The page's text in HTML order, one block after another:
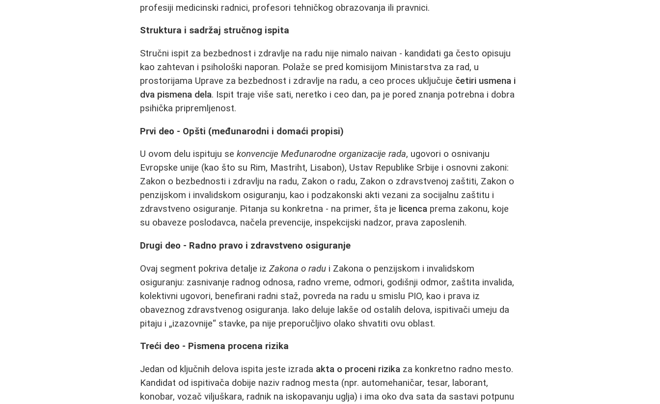
profesiji medicinski radnici, profesori tehničkog obrazovanja ili pravnici.
Struktura i sadržaj stručnog ispita
Stručni ispit za bezbednost i zdravlje na radu nije nimalo naivan - kandidati ga često opisuju
kao zahtevan i psihološki naporan. Polaže se pred komisijom Ministarstva za rad, u
prostorijama Uprave za bezbednost i zdravlje na radu, a ceo proces uključuje četiri usmena i
dva pismena dela. Ispit traje više sati, neretko i ceo dan, pa je pored znanja potrebna i dobra
psihička pripremljenost.
Prvi deo - Opšti (međunarodni i domaći propisi)
U ovom delu ispituju sekonvencije Međunarodne organizacije rada, ugovori o osnivanju
Evropske unije (kao što su Rim, Mastriht, Lisabon), Ustav Republike Srbije i osnovni zakoni:
Zakon o bezbednosti i zdravlju na radu, Zakon o radu, Zakon o zdravstvenoj zaštiti, Zakon o
penzijskom i invalidskom osiguranju, kao i podzakonski akti vezani za socijalnu zaštitu i
zdravstveno osiguranje. Pitanja su konkretna - na primer, šta je licenca prema zakonu, koje
su obaveze poslodavca, načela prevencije, inspekcijski nadzor, prava zaposlenih.
Drugi deo - Radno pravo i zdravstveno osiguranje
Ovaj segment pokriva detalje izZakona o radu i Zakona o penzijskom i invalidskom
osiguranju: zasnivanje radnog odnosa, radno vreme, odmori, godišnji odmor, zaštita invalida,
kolektivni ugovori, benefirani radni staž, povreda na radu u smislu PIO, kao i prava iz
obaveznog zdravstvenog osiguranja. Iako deluje lakše od ostalih delova, ispitivači umeju da
pitaju i „izazovnije“ stavke, pa nije preporučljivo olako shvatiti ovu oblast.
Treći deo - Pismena procena rizika
Jedan od ključnih delova ispita jeste izrada akta o proceni rizika za konkretno radno mesto.
Kandidat od ispitivača dobije naziv radnog mesta (npr. automehaničar, tesar, laborant,
konobar, vozač viljuškara, radnik na iskopavanju uglja) i ima oko dva sata da sastavi potpunu